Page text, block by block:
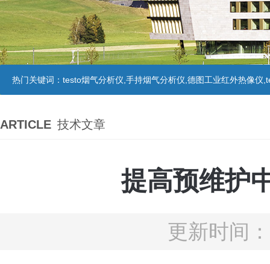
热门关键词： testo烟气分析仪,手持烟气分析仪,德图工业红外热像仪
ARTICLE 技术文章
提高预维护
更新时间